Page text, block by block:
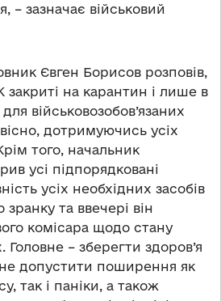
– зазначає військовий
Євген Борисов розповів,
закриті на карантин і лише в
військовозобов’язаних
дотримуючись усіх
того, начальник
усі підпорядковані
усіх необхідних засобів
та ввечері він
комісара щодо стану
Головне – зберегти здоров’я
допустити поширення як
так і паніки, а також